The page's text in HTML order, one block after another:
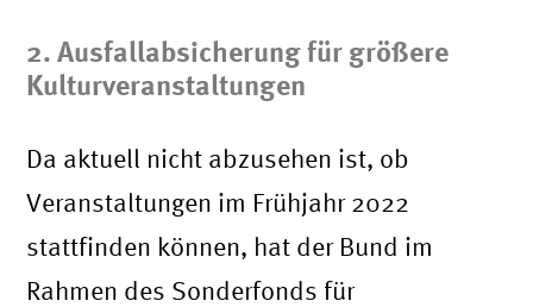
2. Ausfallabsicherung für größere
Kulturveranstaltungen
Da aktuell nicht abzusehen ist, ob
Veranstaltungen im Frühjahr 2022
stattfinden können, hat der Bund im
Rahmen des Sonderfonds für